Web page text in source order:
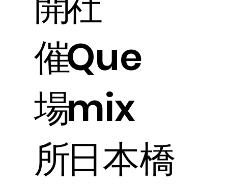
催
場
所
Que
mix
日本橋